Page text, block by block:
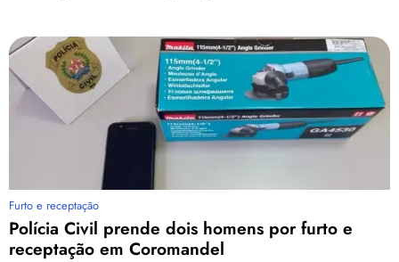
Furto e receptação
Polícia Civil prende dois homens por furto e
receptação em Coromandel